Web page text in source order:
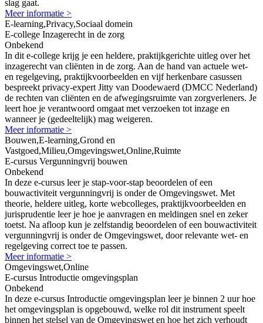
slag gaat.
Meer informatie >
E-learning,Privacy,Sociaal domein
E-college Inzagerecht in de zorg
Onbekend
In dit e-college krijg je een heldere, praktijkgerichte uitleg over het
inzagerecht van cliënten in de zorg. Aan de hand van actuele wet-
en regelgeving, praktijkvoorbeelden en vijf herkenbare casussen
bespreekt privacy-expert Jitty van Doodewaerd (DMCC Nederland)
de rechten van cliënten en de afwegingsruimte van zorgverleners. Je
leert hoe je verantwoord omgaat met verzoeken tot inzage en
wanneer je (gedeeltelijk) mag weigeren.
Meer informatie >
Bouwen,E-learning,Grond en
Vastgoed,Milieu,Omgevingswet,Online,Ruimte
E-cursus Vergunningvrij bouwen
Onbekend
In deze e-cursus leer je stap-voor-stap beoordelen of een
bouwactiviteit vergunningvrij is onder de Omgevingswet. Met
theorie, heldere uitleg, korte webcolleges, praktijkvoorbeelden en
jurisprudentie leer je hoe je aanvragen en meldingen snel en zeker
toetst. Na afloop kun je zelfstandig beoordelen of een bouwactiviteit
vergunningvrij is onder de Omgevingswet, door relevante wet- en
regelgeving correct toe te passen.
Meer informatie >
Omgevingswet,Online
E-cursus Introductie omgevingsplan
Onbekend
In deze e-cursus Introductie omgevingsplan leer je binnen 2 uur hoe
het omgevingsplan is opgebouwd, welke rol dit instrument speelt
binnen het stelsel van de Omgevingswet en hoe het zich verhoudt